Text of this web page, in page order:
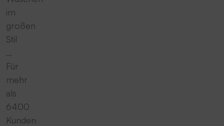
im
großen
Stil
…
Für
mehr
als
6400
Kunden